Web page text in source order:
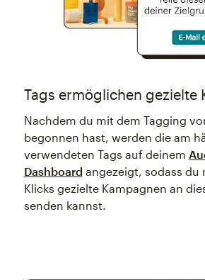
Tags ermöglichen gezielte
Nachdem du mit dem Tagging
begonnen hast, werden die am
verwendeten Tags auf deinem
Dashboard angezeigt, sodass du
Klicks gezielte Kampagnen an
senden kannst.